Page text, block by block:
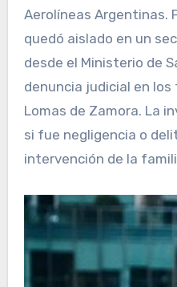
Aerolíneas Argentinas.
quedó aislado en un
desde el Ministerio de
denuncia judicial en
Lomas de Zamora. La
si fue negligencia o
intervención de la